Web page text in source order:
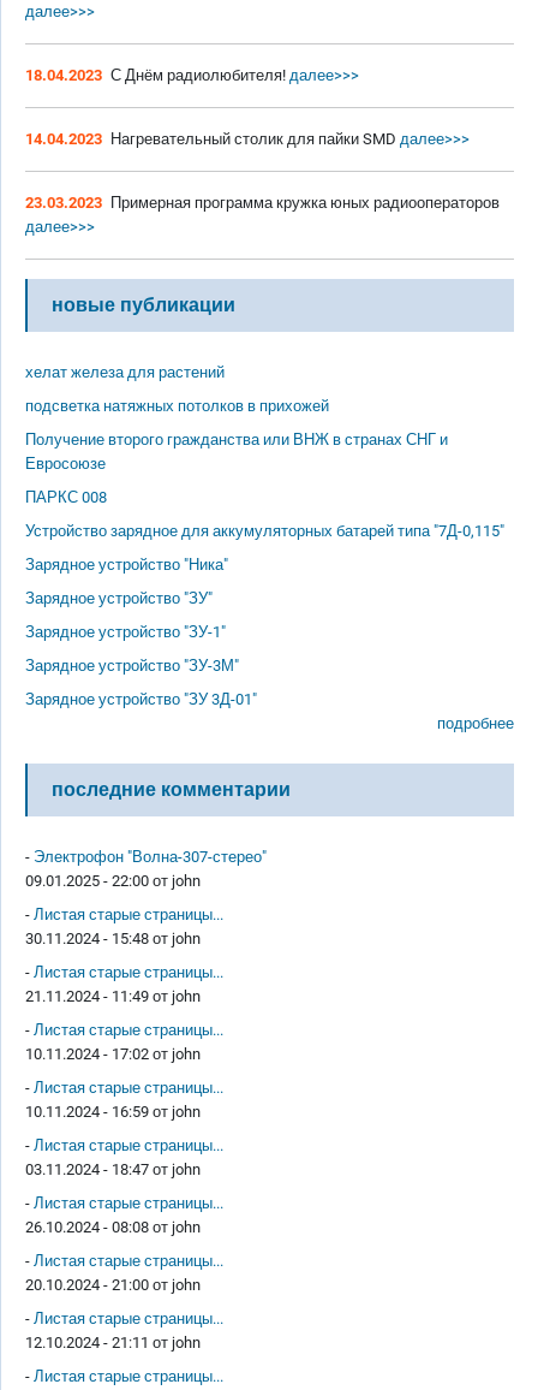
далее>>>
18.04.2023 С Днём радиолюбителя! далее>>>
14.04.2023 Нагревательный столик для пайки SMD далее>>>
23.03.2023 Примерная программа кружка юных радиооператоров
далее>>>
новые публикации
хелат железа для растений
подсветка натяжных потолков в прихожей
Получение второго гражданства или ВНЖ в странах СНГ и
Евросоюзе
ПАРКС 008
Устройство зарядное для аккумуляторных батарей типа "7Д-0,115"
Зарядное устройство "Ника"
Зарядное устройство "ЗУ"
Зарядное устройство "ЗУ-1"
Зарядное устройство "ЗУ-3М"
Зарядное устройство "ЗУ 3Д-01"
подробнее
последние комментарии
- Электрофон "Волна-307-стерео"
09.01.2025 - 22:00 от john
- Листая старые страницы...
30.11.2024 - 15:48 от john
- Листая старые страницы...
21.11.2024 - 11:49 от john
- Листая старые страницы...
10.11.2024 - 17:02 от john
- Листая старые страницы...
10.11.2024 - 16:59 от john
- Листая старые страницы...
03.11.2024 - 18:47 от john
- Листая старые страницы...
26.10.2024 - 08:08 от john
- Листая старые страницы...
20.10.2024 - 21:00 от john
- Листая старые страницы...
12.10.2024 - 21:11 от john
- Листая старые страницы...